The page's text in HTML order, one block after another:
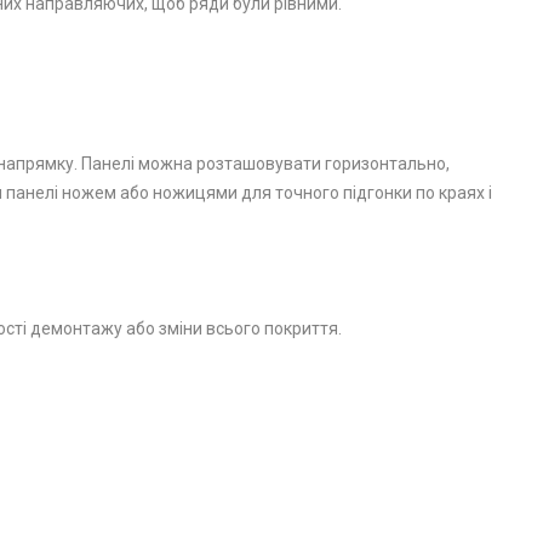
Панелі можна розташовувати горизонтально,
панелі ножем або ножицями для точного підгонки по краях і
демонтажу або зміни всього покриття.